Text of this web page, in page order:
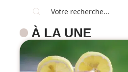
À LA UNE